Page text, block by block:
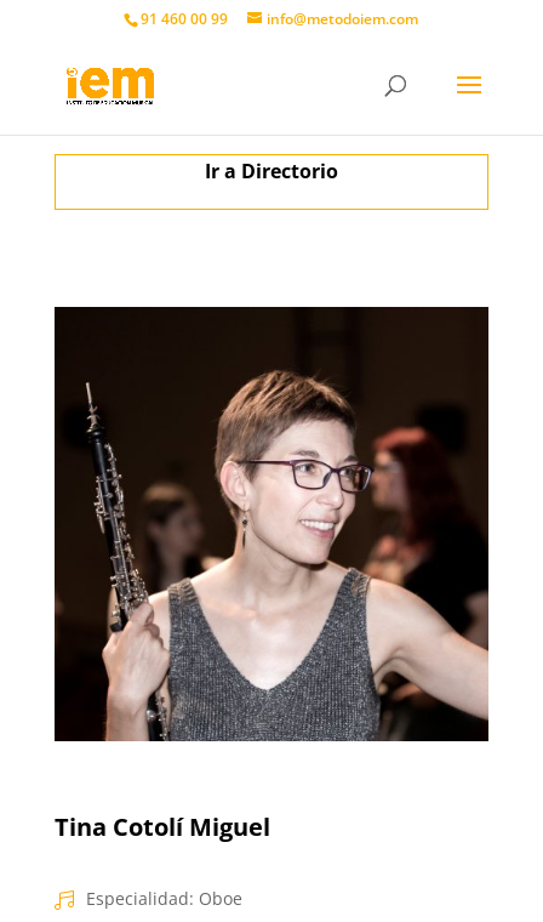
91 460 00 99 info@metodoiem.com
Ir a Directorio
Tina Cotolí Miguel
Especialidad: Oboe